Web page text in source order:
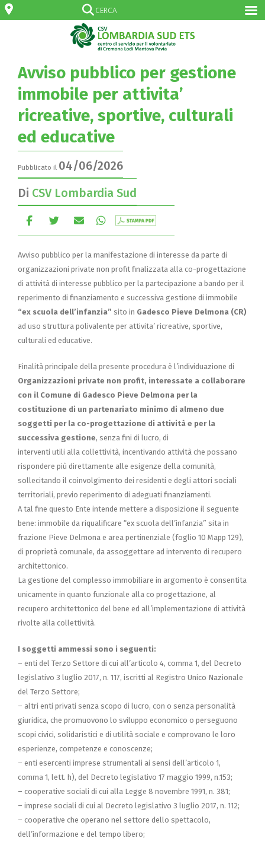
Avviso pubblico per gestione
immobile per attivita’
ricreative, sportive, culturali
ed educative
Pubblicato il 04/06/2026
Di CSV Lombardia Sud
Avviso pubblico per la manifestazione di interesse da parte di
organizzazioni private non profit finalizzata alla co-progettazione
di attività di interesse pubblico per la partecipazione a bando per il
reperimento di finanziamento e successiva gestione di immobile
“ex scuola dell’infanzia” sito in Gadesco Pieve Delmona (CR)
ad uso struttura polivalente per attivita’ ricreative, sportive,
culturali ed educative.
Finalità principale della presente procedura è l’individuazione di
Organizzazioni private non profit, interessate a collaborare
con il Comune di Gadesco Pieve Delmona per la
costituzione di un partenariato minimo di almeno due
soggetti per la co-progettazione di attività e per la
successiva gestione, senza fini di lucro, di
interventi utili alla collettività, incentivando attività che possano
rispondere più direttamente alle esigenze della comunità,
sollecitando il coinvolgimento dei residenti e degli attori sociali
territoriali, previo reperimento di adeguati finanziamenti.
A tal fine questo Ente intende mettere a disposizione il seguente
bene: immobile da riqualificare “ex scuola dell’infanzia” sita in
frazione Pieve Delmona e area pertinenziale (foglio 10 Mapp 129),
di proprietà comunale, da assoggettare ad intervento di recupero
architettonico.
La gestione del complesso immobiliare in argomento è consentita
unicamente in quanto funzionale alla co progettazione, al
recupero architettonico del bene ed all’implementazione di attività
rivolte alla collettività.
I soggetti ammessi sono i seguenti:
– enti del Terzo Settore di cui all’articolo 4, comma 1, del Decreto
legislativo 3 luglio 2017, n. 117, iscritti al Registro Unico Nazionale
del Terzo Settore;
– altri enti privati senza scopo di lucro, con o senza personalità
giuridica, che promuovono lo sviluppo economico o perseguono
scopi civici, solidaristici e di utilità sociale e comprovano le loro
esperienze, competenze e conoscenze;
– enti esercenti imprese strumentali ai sensi dell’articolo 1,
comma 1, lett. h), del Decreto legislativo 17 maggio 1999, n.153;
– cooperative sociali di cui alla Legge 8 novembre 1991, n. 381;
– imprese sociali di cui al Decreto legislativo 3 luglio 2017, n. 112;
– cooperative che operano nel settore dello spettacolo,
dell’informazione e del tempo libero;